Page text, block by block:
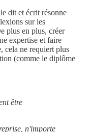
dit et écrit résonne
sur les
plus en plus, créer
expertise et faire
cela ne requiert plus
(comme le diplôme
être
n'importe